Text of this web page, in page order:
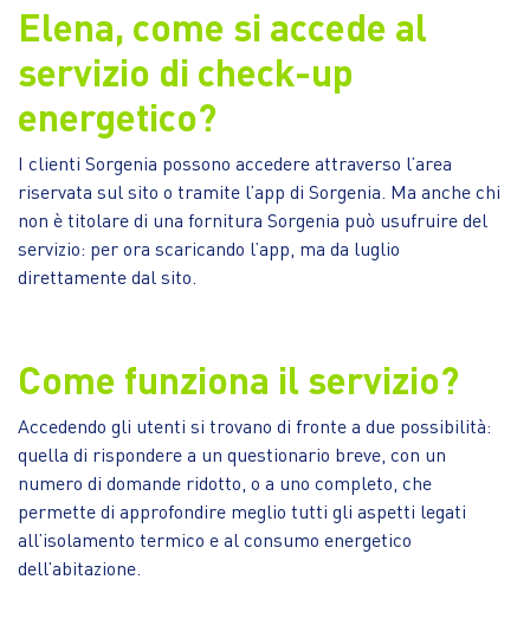
Elena, come si accede al
servizio di check-up
energetico?
I clienti Sorgenia possono accedere attraverso l’area
riservata sul sito o tramite l’app di Sorgenia. Ma anche chi
non è titolare di una fornitura Sorgenia può usufruire del
servizio: per ora scaricando l’app, ma da luglio
direttamente dal sito.
Come funziona il servizio?
Accedendo gli utenti si trovano di fronte a due possibilità:
quella di rispondere a un questionario breve, con un
numero di domande ridotto, o a uno completo, che
permette di approfondire meglio tutti gli aspetti legati
all’isolamento termico e al consumo energetico
dell’abitazione.